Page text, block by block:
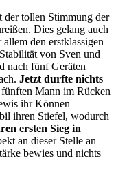
der tollen Stimmung der
Dies gelang auch
den erstklassigen
von Sven und
nach fünf Geräten
Jetzt durfte nichts
Mann im Rücken
ihr Können
ihren Stiefel, wodurch
ersten Sieg in
an dieser Stelle an
bewies und nichts